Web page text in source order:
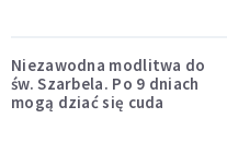
Niezawodna modlitwa do
św. Szarbela. Po 9 dniach
mogą dziać się cuda